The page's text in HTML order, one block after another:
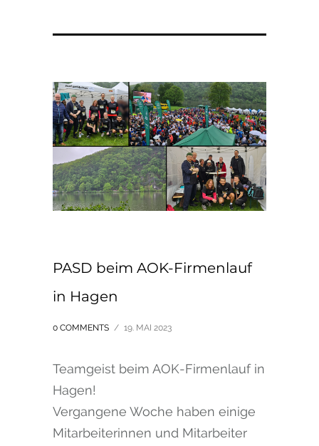
PASD beim AOK-Firmenlauf
in Hagen
0 COMMENTS / 19. MAI 2023
Teamgeist beim AOK-Firmenlauf in
Hagen!
Vergangene Woche haben einige
Mitarbeiterinnen und Mitarbeiter